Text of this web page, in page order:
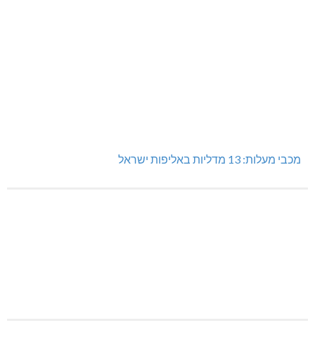
מכבי מעלות: 13 מדליות באליפות ישראל